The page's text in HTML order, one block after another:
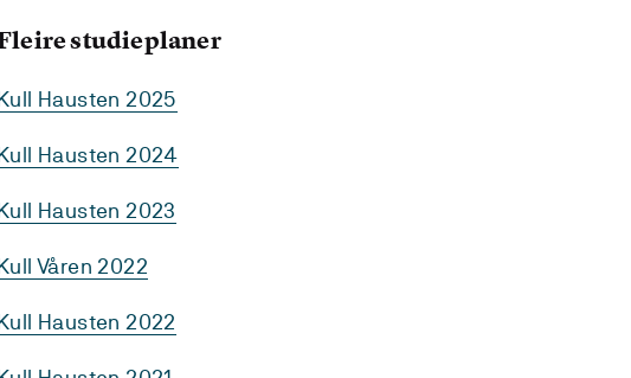
studieplaner
Hausten 2025
Hausten 2024
Hausten 2023
Våren 2022
Hausten 2022